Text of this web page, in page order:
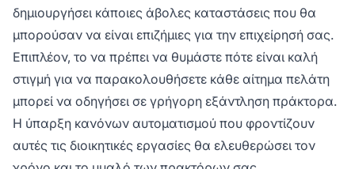
δημιουργήσει κάποιες άβολες καταστάσεις που θα
μπορούσαν να είναι επιζήμιες για την επιχείρησή σας.
Επιπλέον, το να πρέπει να θυμάστε πότε είναι καλή
στιγμή για να παρακολουθήσετε κάθε αίτημα πελάτη
μπορεί να οδηγήσει σε γρήγορη εξάντληση πράκτορα.
Η ύπαρξη κανόνων αυτοματισμού που φροντίζουν
αυτές τις διοικητικές εργασίες θα ελευθερώσει τον